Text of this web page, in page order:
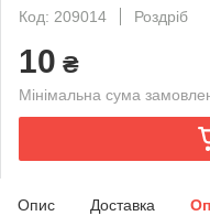
Код: 209014
Роздріб
10 ₴
Мінімальна сума
Опис Доставка